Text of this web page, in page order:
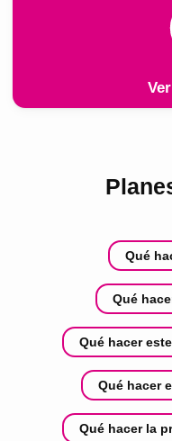
Qué
Qué
Qué hacer
Qué hacer
Qué hacer la